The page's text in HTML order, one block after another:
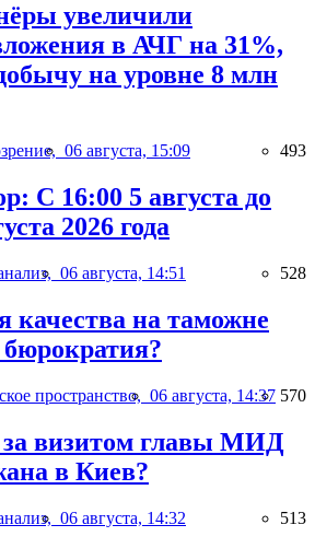
увеличили
в АЧГ на 31%,
на уровне 8 млн
06 августа, 15:09 493
С 16:00 5 августа до
2026 года
06 августа, 14:51 528
качества на таможне
пространство, 06 августа, 14:37 570
за визитом главы МИД
в Киев?
06 августа, 14:32 513